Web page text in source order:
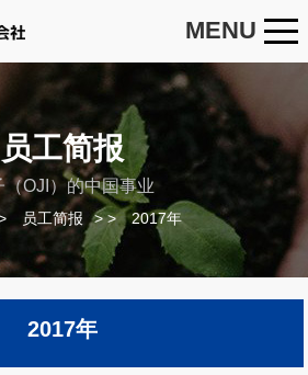
MENU
员工简报
（OJI）的中国事业
员工简报 > 2017年
2017年